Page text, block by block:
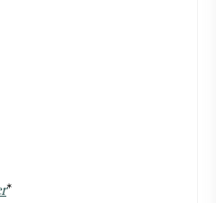
*